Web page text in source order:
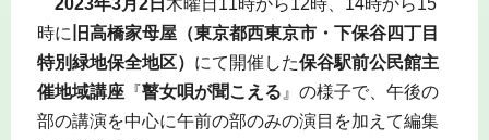
2023年3月2日 木曜日11時から12時、14時から15
時に 旧高橋家母屋（東京都西東京市・下保谷四丁目
特別緑地保全地区） にて開催した保谷駅前公民館主
催地域講座『瞽女唄が聞こえる 』の様子で、午後の
部の講演を中心に午前の部のみの演目を加えて編集